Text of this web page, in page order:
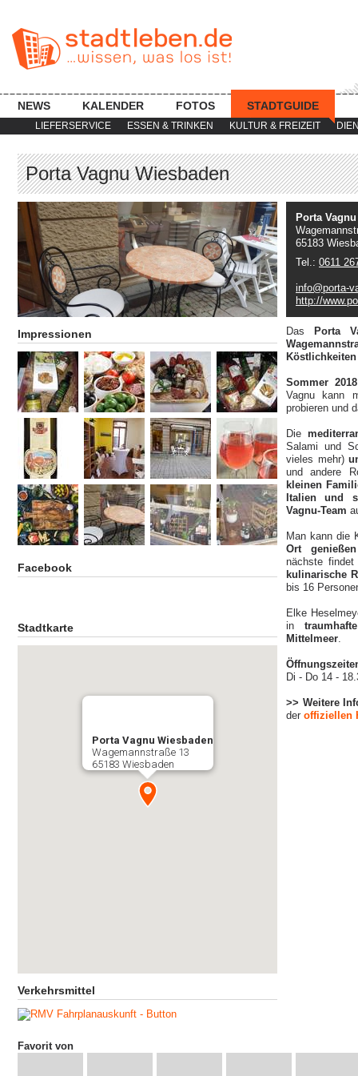
LIEFERSERVICE ESSEN & TRINKEN KULTUR & FREIZEIT
NEWS KALENDER FOTOS STADTGUIDE
Porta Vagnu Wiesbaden
Impressionen
Facebook
Stadtkarte
Porta Vagnu Wiesbaden
Wagemannstraße 13
65183 Wiesbaden
Verkehrsmittel
Porta
65183
Tel.: 0611
info@porta-
http://
Das
Porta
Sommer
Vagnu kann
probieren und
Die
Salami und
vieles mehr)
und andere
kleinen
Italien und
Vagnu-Team
Man kann die
Ort genießen
nächste
kulinarische
bis 16
Elke
in
Mittelmeer.
Di - Do 14 -
>> Weitere
der offiziellen
Favorit von